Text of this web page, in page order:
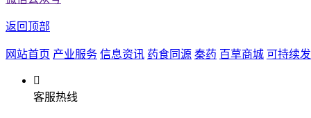
返回顶部
网站首页 产业服务 信息资讯 药食同源 秦药 百草商城 可持续
客服热线